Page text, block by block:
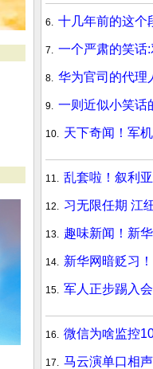
6. 十几年前的这个
7. 一个严肃的笑话
8. 华为官司的代理
9. 一则近似小笑话
10. 天下奇闻！军
11. 乱套啦！叙利
12. 习无限任期 江
13. 趣味新闻！新
14. 新华网暗贬习
15. 军人正步踢入
16. 微信为啥监控
17. 马云演单口相